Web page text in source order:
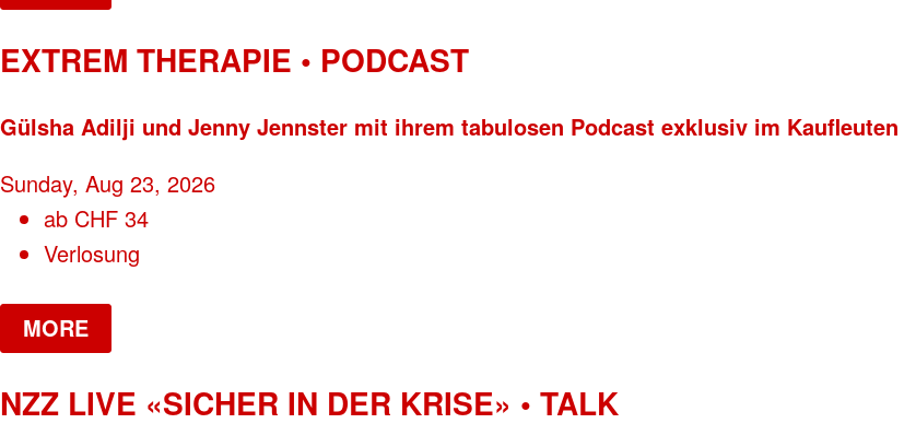
EXTREM THERAPIE • PODCAST
Gülsha Adilji und Jenny Jennster mit ihrem tabulosen Podcast exklusiv im Kaufleuten
Sunday, Aug 23, 2026
ab CHF 34
Verlosung
MORE
NZZ LIVE «SICHER IN DER KRISE» • TALK